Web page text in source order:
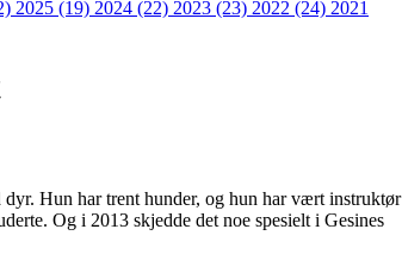
2025 (19) 2024 (22) 2023 (23) 2022 (24) 2021
Hun har trent hunder, og hun har vært instruktør
Og i 2013 skjedde det noe spesielt i Gesines